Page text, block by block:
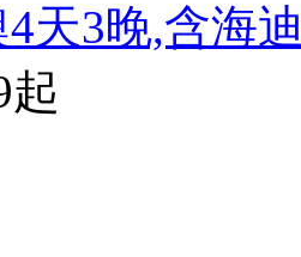
天3晚,含海
起